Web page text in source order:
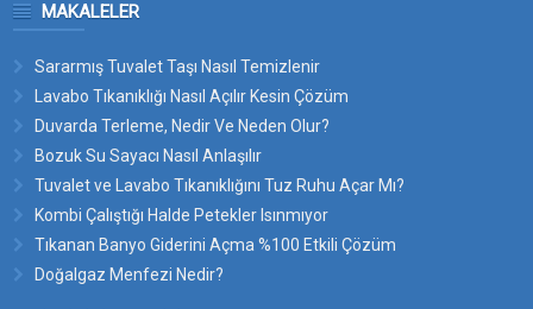
MAKALELER
Sararmış Tuvalet Taşı Nasıl Temizlenir
Lavabo Tıkanıklığı Nasıl Açılır Kesin Çözüm
Duvarda Terleme, Nedir Ve Neden Olur?
Bozuk Su Sayacı Nasıl Anlaşılır
Tuvalet ve Lavabo Tıkanıklığını Tuz Ruhu Açar Mı?
Kombi Çalıştığı Halde Petekler Isınmıyor
Tıkanan Banyo Giderini Açma %100 Etkili Çözüm
Doğalgaz Menfezi Nedir?